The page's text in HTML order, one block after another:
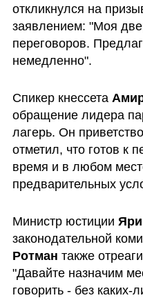
откликнулся на
заявлением: "Моя
переговоров.
немедленно".
Спикер кнессета
обращение лидера
лагерь. Он
отметил, что готов к
время и в любом
предварительных
Министр юстиции
законодательной
Ротман также
"Давайте назначим
говорить - без каких-